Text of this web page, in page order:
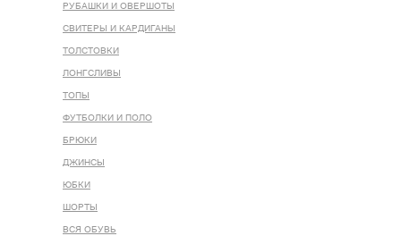
РУБАШКИ И ОВЕРШОТЫ
СВИТЕРЫ И КАРДИГАНЫ
ТОЛСТОВКИ
ЛОНГСЛИВЫ
ТОПЫ
ФУТБОЛКИ И ПОЛО
БРЮКИ
ДЖИНСЫ
ЮБКИ
ШОРТЫ
ВСЯ ОБУВЬ